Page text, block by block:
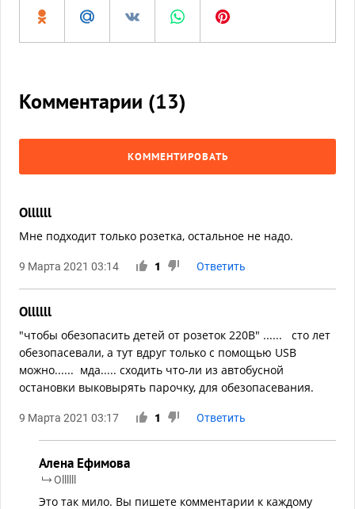
Комментарии (13)
КОММЕНТИРОВАТЬ
Ollllll
Мне подходит только розетка, остальное не надо.
9 Марта 2021 03:14 1 Ответить
Ollllll
"чтобы обезопасить детей от розеток 220В" ...... сто лет
обезопасевали, а тут вдруг только с помощью USB
можно...... мда..... сходить что-ли из автобусной
остановки выковырять парочку, для обезопасевания.
9 Марта 2021 03:17 1 Ответить
Алена Ефимова
Ollllll
Это так мило. Вы пишете комментарии к каждому